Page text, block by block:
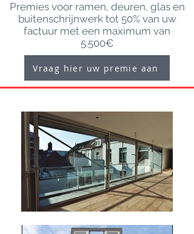
Premies voor ramen, deuren, glas en
buitenschrijnwerk tot 50% van uw
factuur met een maximum van
5.500€
Vraag hier uw premie aan